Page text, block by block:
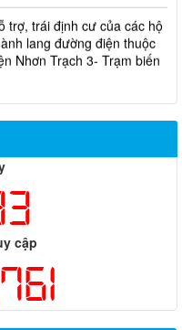
trợ, trái định cư của các hộ
lang đường điện thuộc
Nhơn Trạch 3- Trạm biến
bồi thường, hỗ trợ, tái
thuộc dự án nâng cấp
Nhơn Trạch ra Quốc lộ
Trạch
cập